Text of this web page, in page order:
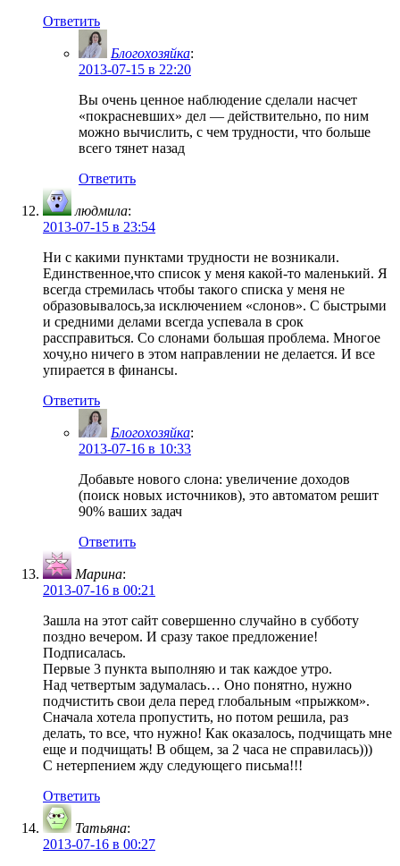
Ответить
Блогохозяйка:
2013-07-15 в 22:20
Вы очень ценное наблюдение сделали насчет
«покрасневших» дел — действительно, по ним
можно вычислить, с чем трудности, что больше
всего тянет назад
Ответить
людмила:
2013-07-15 в 23:54
Ни с какими пунктами трудности не возникали.
Единственное,что список у меня какой-то маленький. Я
всегда стремилась чтобы такого списка у меня не
образовывалось,за исключением «слонов». С быстрыми
и средними делами всегда успевала в срок
рассправиться. Со слонами большая проблема. Многое
хочу,но ничего в этом направлении не делается. И все
упирается в финансы.
Ответить
Блогохозяйка:
2013-07-16 в 10:33
Добавьте нового слона: увеличение доходов
(поиск новых источников), это автоматом решит
90% ваших задач
Ответить
Марина:
2013-07-16 в 00:21
Зашла на этот сайт совершенно случайно в субботу
поздно вечером. И сразу такое предложение!
Подписалась.
Первые 3 пункта выполняю и так каждое утро.
Над четвертым задумалась… Оно понятно, нужно
подчистить свои дела перед глобальным «прыжком».
Сначала хотела пропустить, но потом решила, раз
делать, то все, что нужно! Как оказалось, подчищать мне
еще и подчищать! В общем, за 2 часа не справилась)))
С нетерпением жду следующего письма!!!
Ответить
Татьяна:
2013-07-16 в 00:27